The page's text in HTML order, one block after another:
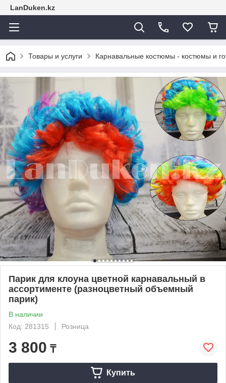
LanDuken.kz
Товары и услуги Карнавальные костюмы - костюмы и
Парик для клоуна цветной карнавальный в
ассортименте (разноцветный объемный
парик)
В наличии
Код: 281315
Розница
3 800 ₸
Купить